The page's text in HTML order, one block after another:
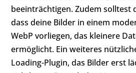
beeinträchtigen. Zudem solltest
dass deine Bilder in einem
WebP vorliegen, das kleinere
ermöglicht. Ein weiteres
Loading-Plugin, das Bilder erst